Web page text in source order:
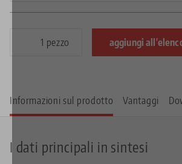
pezzo aggiungi
Informazioni sul prodotto Vantaggi
I dati principali in sintesi